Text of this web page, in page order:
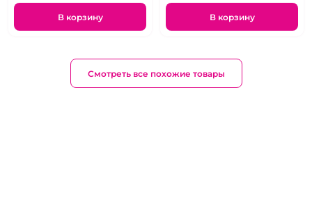
В корзину В корзину
Смотреть все похожие товары